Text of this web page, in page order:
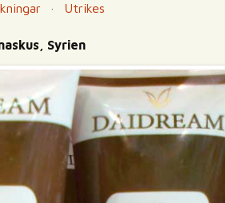
· Utrikes
Syrien